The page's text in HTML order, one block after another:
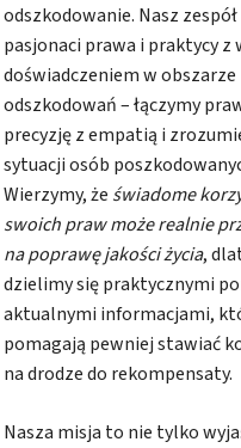
odszkodowanie. Nasz
pasjonaci prawa i praktycy
doświadczeniem w obszarze
odszkodowań – łączymy
precyzję z empatią i
sytuacji osób
Wierzymy, że świadome
swoich praw może realnie
na poprawę jakości życia,
dzielimy się praktycznymi
aktualnymi informacjami,
pomagają pewniej stawiać
na drodze do rekompensaty.
Nasza misja to nie tylko